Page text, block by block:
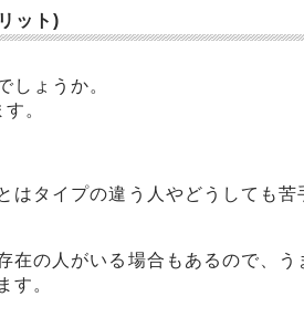
ット)
しょうか。
。
はタイプの違う人やどうしても苦
在の人がいる場合もあるので、
す。